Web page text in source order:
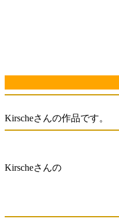
Kirscheさんの作品です。
Kirscheさんの